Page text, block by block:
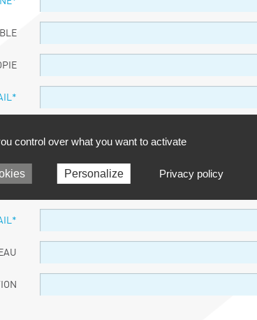
*
*
control over what you want to activate
Personalize Privacy policy